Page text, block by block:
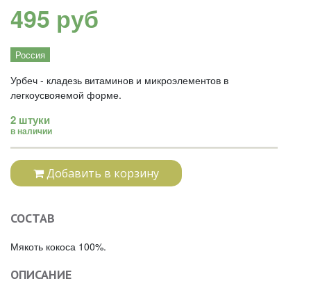
495 руб
Россия
Урбеч - кладезь витаминов и микроэлементов в
легкоусвояемой форме.
2 штуки
в наличии
Добавить в корзину
СОСТАВ
Мякоть кокоса 100%.
ОПИСАНИЕ